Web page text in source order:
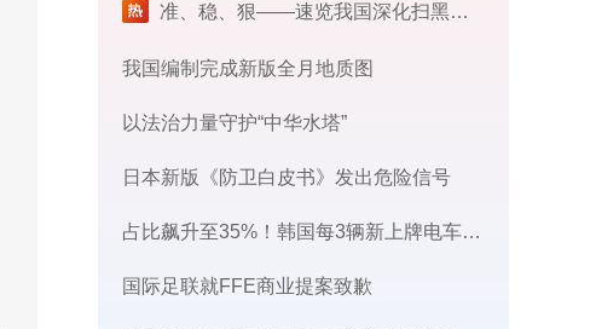
​准、稳、狠——速览我国深化扫黑除恶专项斗争最新部署
我国编制完成新版全月地质图
以法治力量守护“中华水塔”
日本新版《防卫白皮书》发出危险信号
占比飙升至35%！韩国每3辆新上牌电车，就有1辆来自中国
国际足联就FFE商业提案致歉